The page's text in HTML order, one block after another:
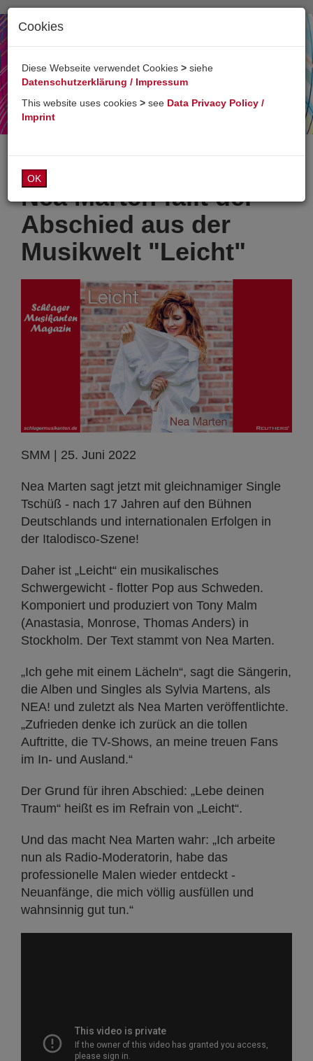
Toggle
Nea Marten fällt der
Abschied aus der
Musikwelt "Leicht"
SMM | 25. Juni 2022
Nea Marten sagt jetzt mit gleichnamiger Single
Tschüß - nach 17 Jahren auf den Bühnen
Deutschlands und internationalen Erfolgen in
der Italodisco-Szene!
Daher ist „Leicht“ ein musikalisches
Schwergewicht - flotter Pop aus Schweden.
Komponiert und produziert von Tony Malm
(Anastasia, Monrose, Thomas Anders) in
Stockholm. Der Text stammt von Nea Marten.
„Ich gehe mit einem Lächeln“, sagt die Sängerin,
die Alben und Singles als Sylvia Martens, als
NEA! und zuletzt als Nea Marten veröffentlichte.
„Zufrieden denke ich zurück an die tollen
Auftritte, die TV-Shows, an meine treuen Fans
im In- und Ausland.“
Der Grund für ihren Abschied: „Lebe deinen
Traum“ heißt es im Refrain von „Leicht“.
Und das macht Nea Marten wahr: „Ich arbeite
nun als Radio-Moderatorin, habe das
professionelle Malen wieder entdeckt -
Neuanfänge, die mich völlig ausfüllen und
wahnsinnig gut tun.“
Cookies
Diese Webseite verwendet Cookies > siehe
Datenschutzerklärung / Impressum
This website uses cookies > see Data Privacy Policy /
Imprint
OK